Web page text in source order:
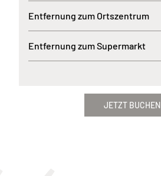
Entfernung zum Ortszentrum
Entfernung zum Supermarkt
JETZT BUCHEN